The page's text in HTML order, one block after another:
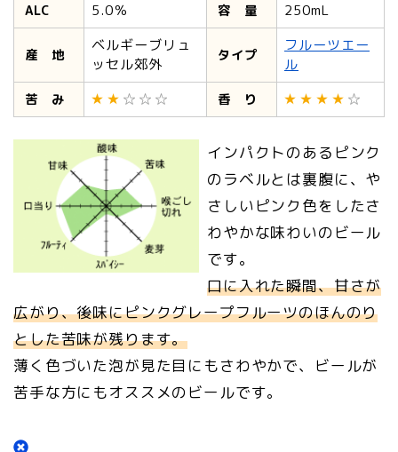
ALC 5.0％ 容 量 250mL
産 地
ベルギーブリュ
ッセル郊外
タイプ
フルーツエー
ル
苦 み 香 り
インパクトのあるピンク
のラベルとは裏腹に、や
さしいピンク色をしたさ
わやかな味わいのビール
です。
口に入れた瞬間、甘さが
広がり、後味にピンクグレープフルーツのほんのり
とした苦味が残ります。
薄く色づいた泡が見た目にもさわやかで、ビールが
苦手な方にもオススメのビールです。